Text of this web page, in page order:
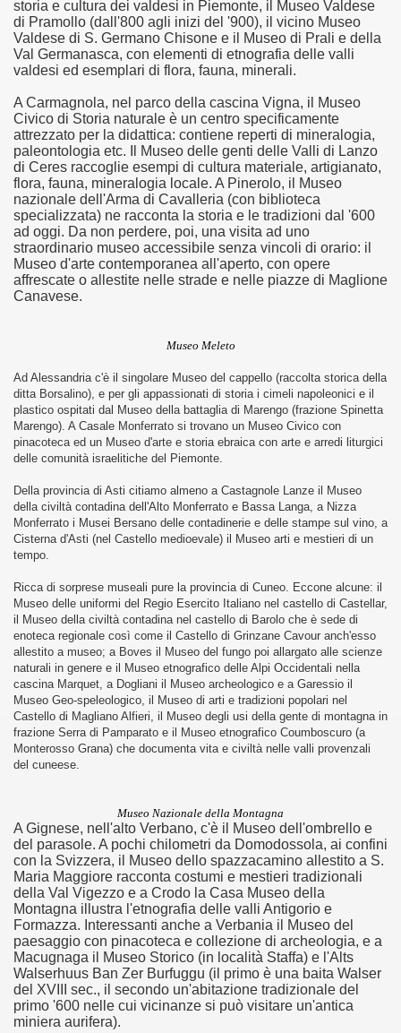
storia e cultura dei valdesi in Piemonte, il Museo Valdese
di Pramollo (dall'800 agli inizi del '900), il vicino Museo
Valdese di S. Germano Chisone e il Museo di Prali e della
Val Germanasca, con elementi di etnografia delle valli
valdesi ed esemplari di flora, fauna, minerali.
A Carmagnola, nel parco della cascina Vigna, il Museo
Civico di Storia naturale è un centro specificamente
attrezzato per la didattica: contiene reperti di mineralogia,
paleontologia etc. Il Museo delle genti delle Valli di Lanzo
di Ceres raccoglie esempi di cultura materiale, artigianato,
flora, fauna, mineralogia locale. A Pinerolo, il Museo
nazionale dell'Arma di Cavalleria (con biblioteca
specializzata) ne racconta la storia e le tradizioni dal '600
ad oggi. Da non perdere, poi, una visita ad uno
straordinario museo accessibile senza vincoli di orario: il
Museo d'arte contemporanea all'aperto, con opere
affrescate o allestite nelle strade e nelle piazze di Maglione
Canavese.
Museo Meleto
Ad Alessandria c'è il singolare Museo del cappello (raccolta storica della
ditta Borsalino), e per gli appassionati di storia i cimeli napoleonici e il
plastico ospitati dal Museo della battaglia di Marengo (frazione Spinetta
Marengo). A Casale Monferrato si trovano un Museo Civico con
pinacoteca ed un Museo d'arte e storia ebraica con arte e arredi liturgici
delle comunità israelitiche del Piemonte.
Della provincia di Asti citiamo almeno a Castagnole Lanze il Museo
della civiltà contadina dell'Alto Monferrato e Bassa Langa, a Nizza
Monferrato i Musei Bersano delle contadinerie e delle stampe sul vino, a
Cisterna d'Asti (nel Castello medioevale) il Museo arti e mestieri di un
tempo.
Ricca di sorprese museali pure la provincia di Cuneo. Eccone alcune: il
Museo delle uniformi del Regio Esercito Italiano nel castello di Castellar,
il Museo della civiltà contadina nel castello di Barolo che è sede di
enoteca regionale così come il Castello di Grinzane Cavour anch'esso
allestito a museo; a Boves il Museo del fungo poi allargato alle scienze
naturali in genere e il Museo etnografico delle Alpi Occidentali nella
cascina Marquet, a Dogliani il Museo archeologico e a Garessio il
Museo Geo-speleologico, il Museo di arti e tradizioni popolari nel
Castello di Magliano Alfieri, il Museo degli usi della gente di montagna in
frazione Serra di Pamparato e il Museo etnografico Coumboscuro (a
Monterosso Grana) che documenta vita e civiltà nelle valli provenzali
del cuneese.
Museo Nazionale della Montagna
A Gignese, nell'alto Verbano, c'è il Museo dell'ombrello e
del parasole. A pochi chilometri da Domodossola, ai confini
con la Svizzera, il Museo dello spazzacamino allestito a S.
Maria Maggiore racconta costumi e mestieri tradizionali
della Val Vigezzo e a Crodo la Casa Museo della
Montagna illustra l'etnografia delle valli Antigorio e
Formazza. Interessanti anche a Verbania il Museo del
paesaggio con pinacoteca e collezione di archeologia, e a
Macugnaga il Museo Storico (in località Staffa) e l'Alts
Walserhuus Ban Zer Burfuggu (il primo è una baita Walser
del XVIII sec., il secondo un'abitazione tradizionale del
primo '600 nelle cui vicinanze si può visitare un'antica
miniera aurifera).
genere
del mese di Giugno 2013.
del mese di Luglio 2013.
l’evoluzione storica della telefonia.
nell'etere".
del mese di Gennaio 2014.
mese di Febbraio 2014.